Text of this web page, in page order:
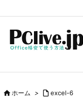
ホーム >  excel-6